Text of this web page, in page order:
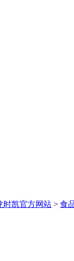
时凯官方网站 > 食